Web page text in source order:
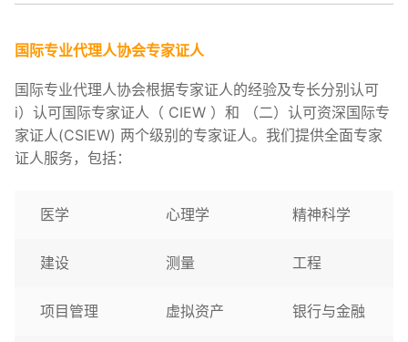
国际专业代理人协会专家证人
国际专业代理人协会根据专家证人的经验及专长分别认可
i）认可国际专家证人（ CIEW ）和 （二）认可资深国际专
家证人(CSIEW) 两个级别的专家证人。我们提供全面专家
证人服务，包括：
医学 心理学 精神科学
建设 测量 工程
项目管理 虚拟资产 银行与金融